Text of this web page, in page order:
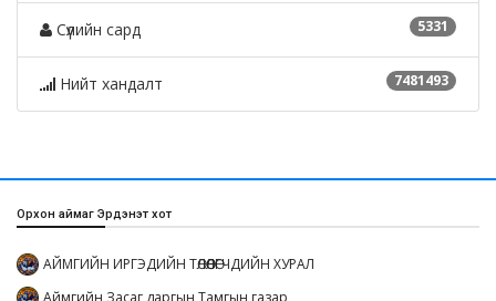
5331
Сүүлийн сард
7481493
Нийт хандалт
Орхон аймаг Эрдэнэт хот
АЙМГИЙН ИРГЭДИЙН ТӨЛӨӨЛӨГЧДИЙН ХУРАЛ
Аймгийн Засаг даргын Тамгын газар